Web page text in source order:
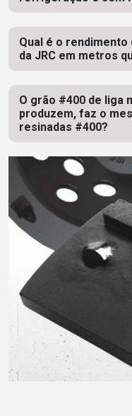
Qual é o
da JRC em metros
O grão #400 de liga
produzem, faz o
resinadas #400?